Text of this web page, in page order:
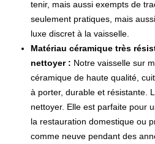
tenir, mais aussi exempts de
seulement pratiques, mais
luxe discret à la vaisselle.
Matériau céramique très
nettoyer : Notre vaisselle sur
céramique de haute qualité,
à porter, durable et résistante.
nettoyer. Elle est parfaite pour
la restauration domestique ou
comme neuve pendant des